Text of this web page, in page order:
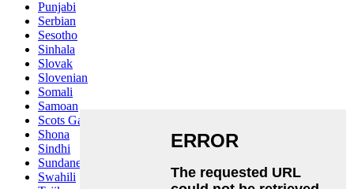
Punjabi
Serbian
Sesotho
Sinhala
Slovak
Slovenian
Somali
Samoan
Scots Gaelic
Shona
Sindhi
Sundanese
Swahili